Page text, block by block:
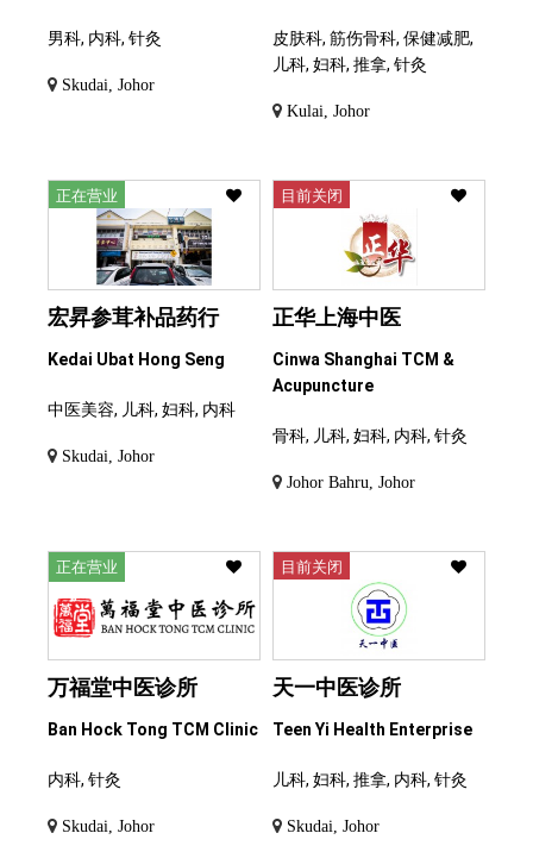
男科, 内科, 针灸
Skudai, Johor
皮肤科, 筋伤骨科, 保健减肥,
儿科, 妇科, 推拿, 针灸
Kulai, Johor
正在营业
宏昇参茸补品药行
Kedai Ubat Hong Seng
中医美容, 儿科, 妇科, 内科
Skudai, Johor
目前关闭
正华上海中医
Cinwa Shanghai TCM &
Acupuncture
骨科, 儿科, 妇科, 内科, 针灸
Johor Bahru, Johor
正在营业
万福堂中医诊所
Ban Hock Tong TCM Clinic
内科, 针灸
Skudai, Johor
目前关闭
天一中医诊所
Teen Yi Health Enterprise
儿科, 妇科, 推拿, 内科, 针灸
Skudai, Johor